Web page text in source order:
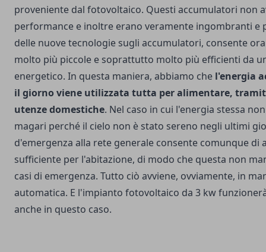
proveniente dal fotovoltaico. Questi accumulatori non
performance e inoltre erano veramente ingombranti e
delle nuove tecnologie sugli accumulatori, consente
molto più piccole e soprattutto molto più efficienti da
energetico. In questa maniera, abbiamo che l'energia
il giorno viene utilizzata tutta per alimentare,
utenze domestiche. Nel caso in cui l'energia stessa
magari perché il cielo non è stato sereno negli ultimi
d'emergenza alla rete generale consente comunque di
sufficiente per l'abitazione, di modo che questa non
casi di emergenza. Tutto ciò avviene, ovviamente, in
automatica. E l'impianto fotovoltaico da 3 kw
anche in questo caso.